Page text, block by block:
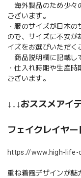
海外製品のため少々
ございます。
・服のサイズが日本
ので、サイズに不安が
イズをお選びいただく
商品説明欄に記載し
・仕入れ時期や生産
ございます。
↓↓↓おススメアイ
フェイクレイヤ
https://www.high-
重ね着風デザインが魅